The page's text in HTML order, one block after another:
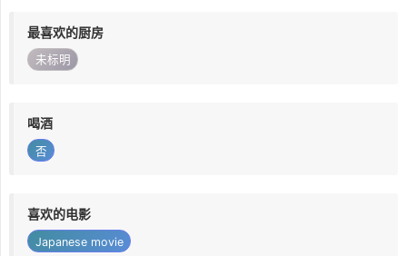
最喜欢的厨房
未标明
喝酒
否
喜欢的电影
Japanese movie